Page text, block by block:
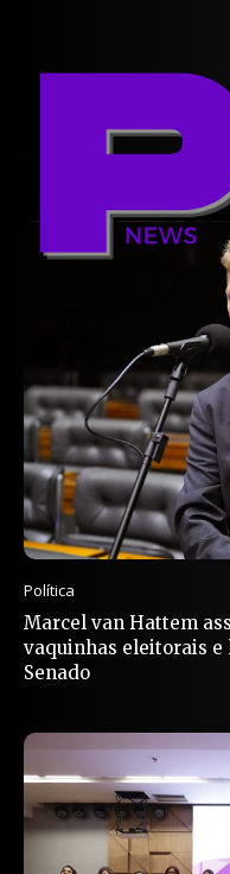
Política
Marcel van Hattem
vaquinhas eleitorais
Senado